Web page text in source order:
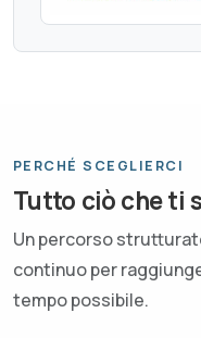
PERCHÉ SCEGLIERCI
Tutto ciò che ti
Un percorso
continuo per
tempo possibile.